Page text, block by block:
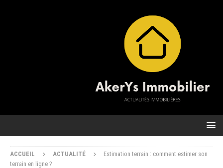
ACCUEIL ACTUALITÉ
Estimation terrain : comment estimer son
terrain en ligne ?